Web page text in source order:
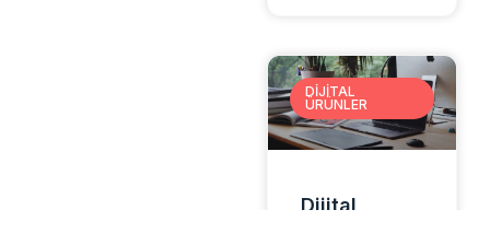
DIJITAL
ÜRÜNLER
Dijital